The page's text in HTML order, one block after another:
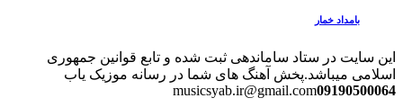
بامداد خمار
این سایت در ستاد ساماندهی ثبت شده و تابع قوانین جمهوری
اسلامی میباشد.پخش آهنگ های شما در رسانه موزیک یاب
musicsyab.ir@gmail.com09190500064